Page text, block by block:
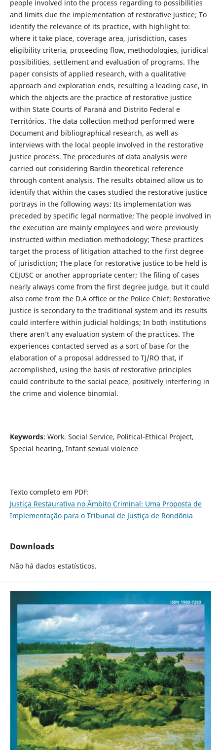
people involved into the process regarding to possibilities
and limits due the implementation of restorative justice; To
identify the relevance of its practice, with highlight to:
where it take place, coverage area, jurisdiction, cases
eligibility criteria, proceeding flow, methodologies, juridical
possibilities, settlement and evaluation of programs. The
paper consists of applied research, with a qualitative
approach and exploration ends, resulting a leading case, in
which the objects are the practice of restorative justice
within State Courts of Paraná and Distrito Federal e
Territórios. The data collection method performed were
Document and bibliographical research, as well as
interviews with the local people involved in the restorative
justice process. The procedures of data analysis were
carried out considering Bardin theoretical reference
through content analysis. The results obtained allow us to
identify that within the cases studied the restorative justice
portrays in the following ways: Its implementation was
preceded by specific legal normative; The people involved in
the execution are mainly employees and were previously
instructed within mediation methodology; These practices
target the process of litigation attached to the first degree
of jurisdiction; The place for restorative justice to be held is
CEJUSC or another appropriate center; The filing of cases
nearly always come from the first degree judge, but it could
also come from the D.A office or the Police Chief; Restorative
justice is secondary to the traditional system and its results
could interfere within judicial holdings; In both institutions
there aren’t any evaluation system of the practices. The
experiences contacted served as a sort of base for the
elaboration of a proposal addressed to TJ/RO that, if
accomplished, using the basis of restorative principles
could contribute to the social peace, positively interfering in
the crime and violence binomial.
Keywords: Work. Social Service, Political-Ethical Project,
Special hearing, Infant sexual violence
Texto completo em PDF:
Justiça Restaurativa no Âmbito Criminal: Uma Proposta de
Implementação para o Tribunal de Justiça de Rondônia
Downloads
Não há dados estatísticos.